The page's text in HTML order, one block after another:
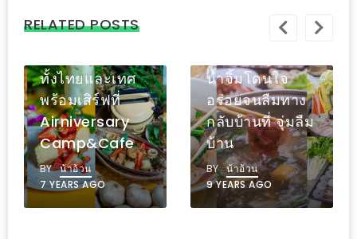
ฟรี
วัน
แม่
สุด
พิเศษ
โปร
โม
RELATED POSTS
ป่ามาไว้ใจกลาง
ทั้งไทยและเทศ
พร้อมเสิร์ฟที่
Airniversary
Camp&Cafe
BY น้าอ้วน
7 YEARS AGO
ภาพเน้นๆ น้ำซุป
น้ำจิ้มโดนใจ
อร่อยจนลืมทาง
กลับบ้านที่ จุ่มลืม
บ้าน
BY น้าอ้วน
9 YEARS AGO